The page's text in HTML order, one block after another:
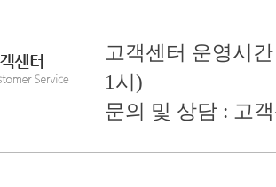
고객센터 운영시
1시)
문의 및 상담 : 고